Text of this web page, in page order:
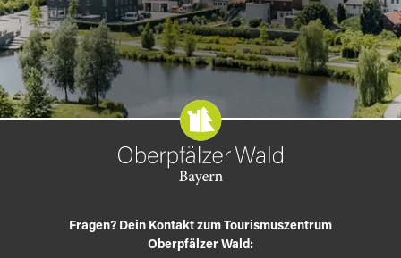
Fragen? Dein Kontakt zum Tourismuszentrum
Oberpfälzer Wald: